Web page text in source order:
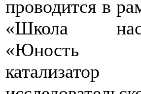
проводится в
«Школа
«Юность
катализатор